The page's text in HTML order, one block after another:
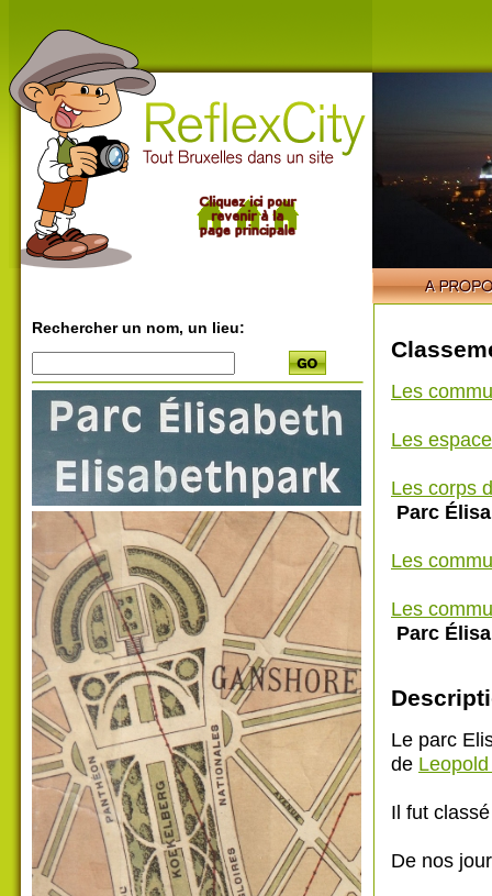
Rechercher un nom, un lieu:
Les
Les
Les corps
Parc
Les
Les
Parc
Le parc
de
Il fut
De nos